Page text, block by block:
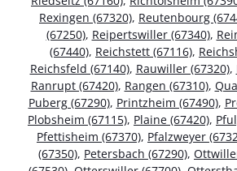
Rexingen (67320), Reutenbourg
(67250), Reipertswiller (67340),
(67440), Reichstett (67116),
Reichsfeld (67140), Rauwiller (67320),
Ranrupt (67420), Rangen (67310),
Puberg (67290), Printzheim (67490),
Plobsheim (67115), Plaine (67420),
Pfettisheim (67370), Pfalzweyer
(67350), Petersbach (67290),